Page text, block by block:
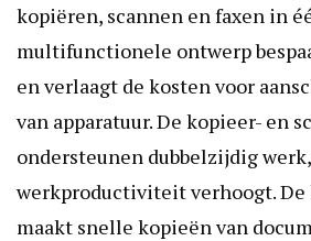
kopiëren, scannen en faxen in
multifunctionele ontwerp
en verlaagt de kosten voor
van apparatuur. De kopieer- en
ondersteunen dubbelzijdig
werkproductiviteit verhoogt.
maakt snelle kopieën van